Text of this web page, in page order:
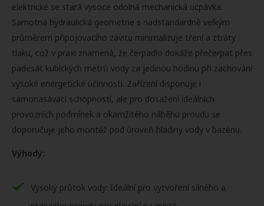
elektrické se stará vysoce odolná mechanická ucpávka.
Samotná hydraulická geometrie s nadstandardně velkým
průměrem připojovacího závitu minimalizuje tření a ztráty
tlaku, což v praxi znamená, že čerpadlo dokáže přečerpat přes
padesát kubických metrů vody za jedinou hodinu při zachování
vysoké energetické účinnosti. Zařízení disponuje i
samonasávací schopností, ale pro dosažení ideálních
provozních podmínek a okamžitého náběhu proudu se
doporučuje jeho montáž pod úroveň hladiny vody v bazénu.
Výhody:
Vysoký průtok vody: Ideální pro vytvoření silného a